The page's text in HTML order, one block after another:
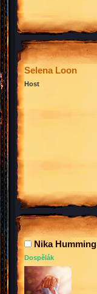
Selena Loon
Host
Nika Humming
Dospělák